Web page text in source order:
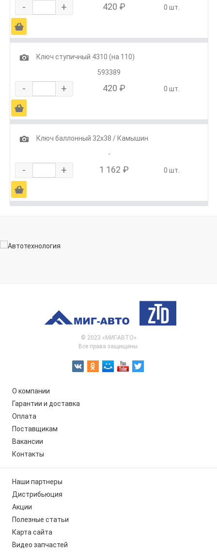
- + 420 ₽ 0 шт.
Ä
1
Ключ ступичный 4310 (на 110)
593389
- + 420 ₽ 0 шт.
Ä
1
Ключ баллонный 32х38 / Камышин
-
- + 1 162 ₽ 0 шт.
Ä
© 2023 «МИГ-АВТО»
Все права защищены.
О компании
Гарантии и доставка
Оплата
Поставщикам
Вакансии
Контакты
Наши партнеры
Дистрибьюция
Акции
Полезные статьи
Карта сайта
Видео запчастей